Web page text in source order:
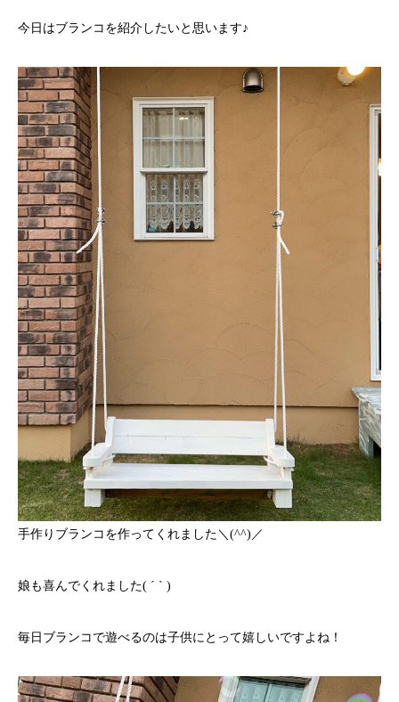
今日はブランコを紹介したいと思います♪
手作りブランコを作ってくれました＼(^^)／
娘も喜んでくれました( ´ ` )
毎日ブランコで遊べるのは子供にとって嬉しいですよね！